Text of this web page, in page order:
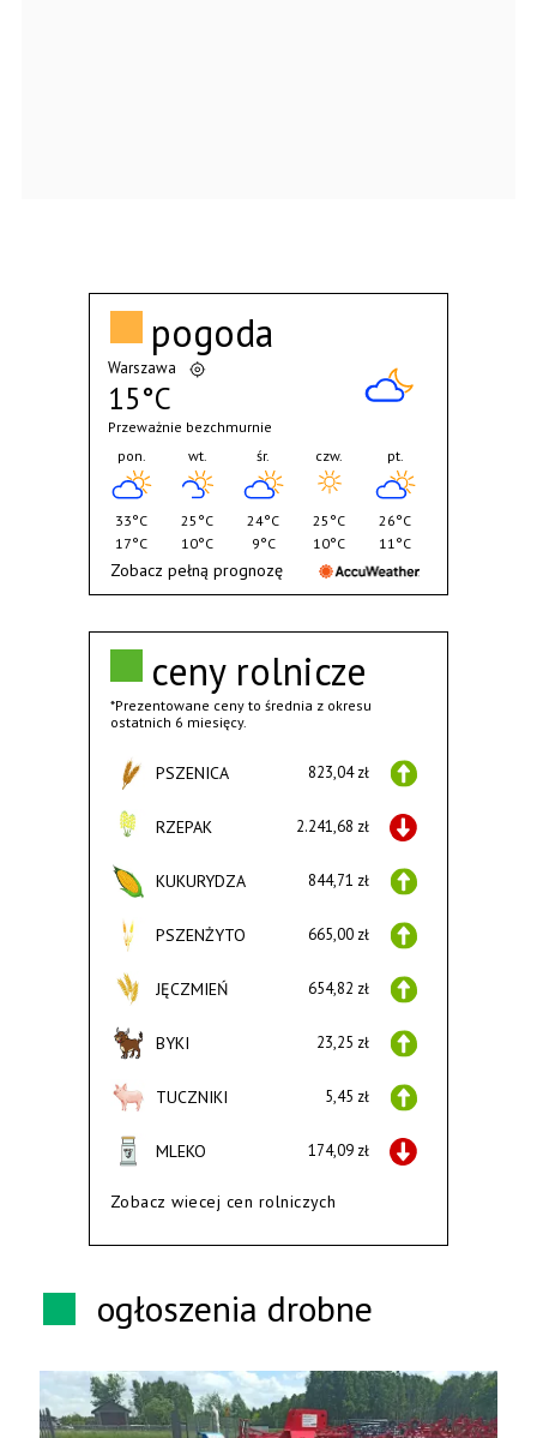
ceny rolnicze
*Prezentowane ceny to średnia z okresu
ostatnich 6 miesięcy.
PSZENICA 823,04 zł
RZEPAK 2.241,68 zł
KUKURYDZA 844,71 zł
PSZENŻYTO 665,00 zł
JĘCZMIEŃ 654,82 zł
BYKI 23,25 zł
TUCZNIKI 5,45 zł
MLEKO 174,09 zł
Zobacz wiecej cen rolniczych
pogoda
Warszawa
15°C
Przeważnie bezchmurnie
pon.
33°C
17°C
wt.
25°C
10°C
śr.
24°C
9°C
czw.
25°C
10°C
pt.
26°C
11°C
Zobacz pełną prognozę
ogłoszenia drobne